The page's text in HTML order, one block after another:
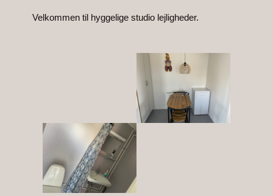
Velkommen til hyggelige studio lejligheder.